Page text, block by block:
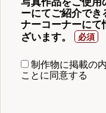
写真作品をご使用
ーにてご紹介でき
ナーコーナーにて
ざいます。
制作物に掲載の
ことに同意する